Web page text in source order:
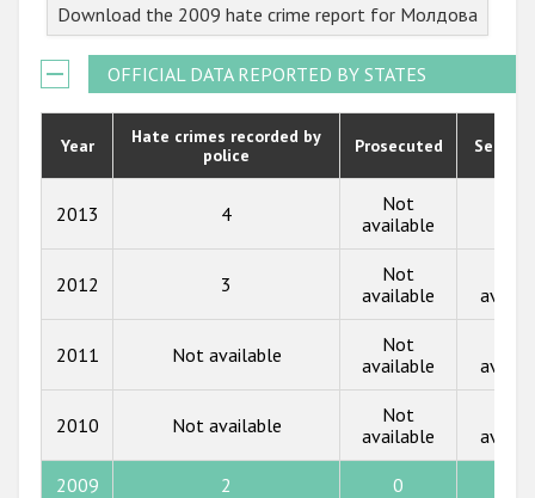
2022
2021
2020
2017
2013
2012
Download the 2009 hate crime report for Молдова
OFFICIAL DATA REPORTED BY STATES
Year
Hate crimes recorded by
police
Prosecuted
2013 4
Not
available
2012 3
Not
available
2011 Not available
Not
available
2010 Not available
Not
available
2009 2 0